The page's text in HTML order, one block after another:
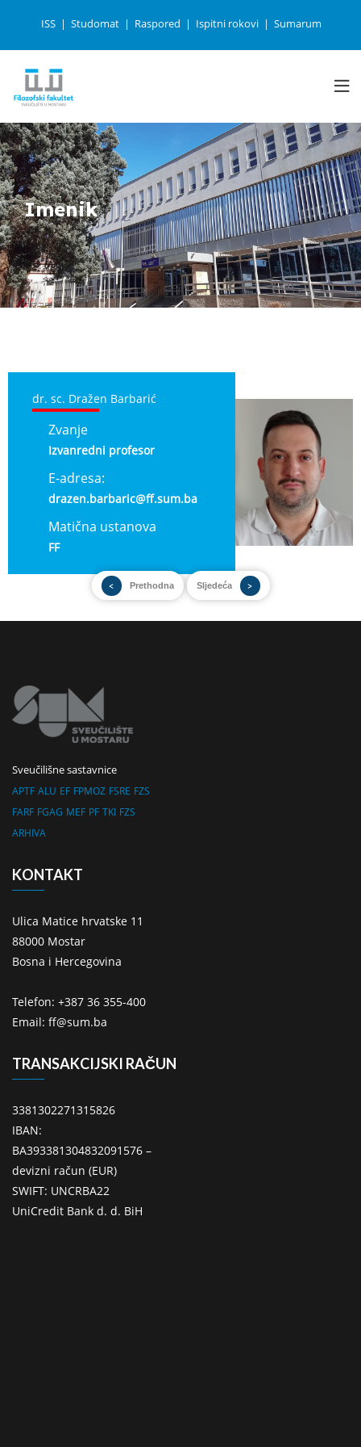
ISS Studomat Raspored Ispitni rokovi Sumarum
Imenik
dr. sc. Dražen Barbarić
Zvanje
Izvanredni profesor
E-adresa:
drazen.barbaric@ff.sum.ba
Matična ustanova
FF
Prethodna Sljedeća
Sveučilišne sastavnice
APTF ALU EF FPMOZ FSRE FZS
FARF FGAG MEF PF TKI FZS
ARHIVA
KONTAKT
Ulica Matice hrvatske 11
88000 Mostar
Bosna i Hercegovina
Telefon: +387 36 355-400
Email: ff@sum.ba
TRANSAKCIJSKI RAČUN
3381302271315826
IBAN:
BA393381304832091576 –
devizni račun (EUR)
SWIFT: UNCRBA22
UniCredit Bank d. d. BiH